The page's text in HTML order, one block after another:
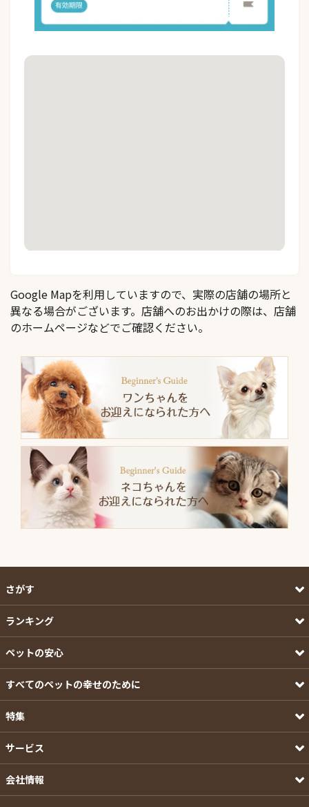
Google Mapを利用していますので、実際の店舗の場所と
異なる場合がございます。店舗へのお出かけの際は、店舗
のホームページなどでご確認ください。
さがす
ランキング
ペットの安心
すべてのペットの幸せのために
特集
サービス
会社情報